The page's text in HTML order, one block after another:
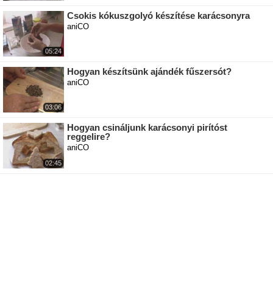
05:24
Csokis kókuszgolyó készítése karácsonyra
aniCO
03:06
Hogyan készítsünk ajándék fűszersót?
aniCO
02:45
Hogyan csináljunk karácsonyi pirítóst
reggelire?
aniCO